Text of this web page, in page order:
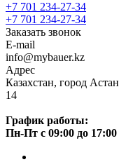
+7 701 234-27-34
+7 701 234-27-34
Заказать звонок
E-mail
info@mybauer.kz
Адрес
Казахстан, город
14
График работы:
Пн-Пт с 09:00 до 17:00